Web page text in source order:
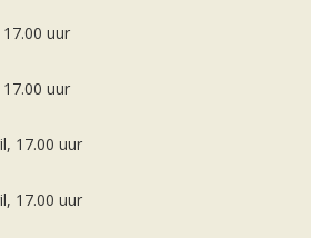
uur
uur
17.00 uur
17.00 uur